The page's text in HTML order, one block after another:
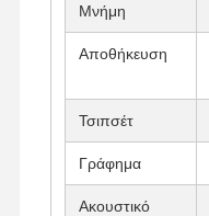
Μνήμη
Αποθήκευση
Τσιπσέτ
Γράφημα
Ακουστικό